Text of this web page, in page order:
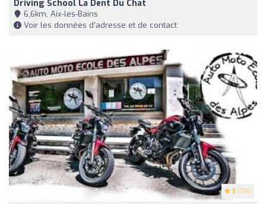
Driving School La Dent Du Chat
6,6km, Aix-les-Bains
Voir les données d'adresse et de contact
5 (174)